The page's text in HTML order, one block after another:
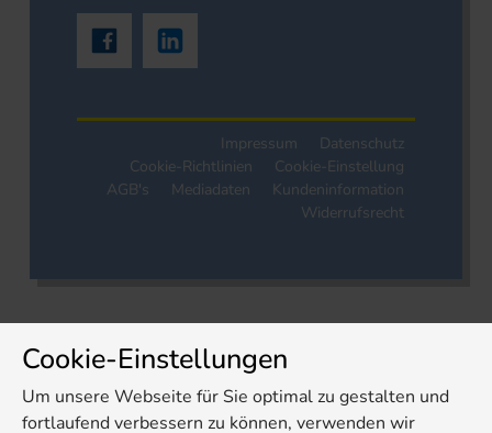
Impressum
Datenschutz
Cookie-Richtlinien
Cookie-Einstellung
AGB's
Mediadaten
Kundeninformation
Widerrufsrecht
Cookie-Einstellungen
Um unsere Webseite für Sie optimal zu gestalten und
fortlaufend verbessern zu können, verwenden wir